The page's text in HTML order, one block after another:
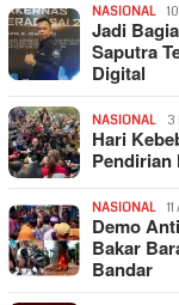
NASIONAL
Jadi
Saputra
Digital
NASIONAL 3
Hari
Pendirian
NASIONAL
Demo
Bakar
Bandar